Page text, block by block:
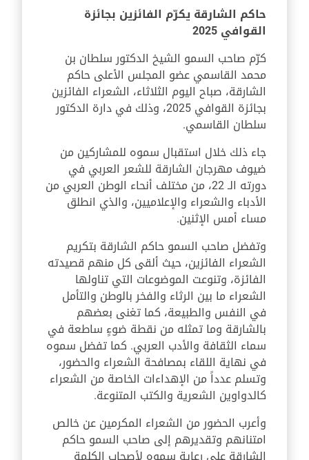
حاكم الشارقة يكرّم الفائزين بجائزة
القوافي2025
كرّم صاحب السمو الشيخ الدكتور سلطان بن
محمد القاسمي عضو المجلس الأعلى حاكم
الشارقة، صباح اليوم الثلاثاء، الشعراء الفائزين
بجائزة القوافي 2025، وذلك في دارة الدكتور
سلطان القاسمي.
جاء ذلك خلال استقبال سموه للمشاركين من
ضيوف مهرجان الشارقة للشعر العربي في
دورته الـ 22، من مختلف أنحاء الوطن العربي من
الأدباء والشعراء والإعلاميين، والذي انطلق
مساء أمس الإثنين.
وتفضل صاحب السمو حاكم الشارقة بتكريم
الشعراء الفائزين، حيث ألقى كل منهم قصيدته
الفائزة، وتنوعت الموضوعات التي تناولها
الشعراء ما بين الرثاء والفخر بالوطن والتأمل
في النفس والطبيعة، كما تغنى بعضهم
بالشارقة وما تمثله من نقطة ضوءٍ ساطعة في
سماء الثقافة والأدب العربي. كما تفضل سموه
في نهاية اللقاء بمصافحة الشعراء والحضور،
وتسلم عدداً من الإهداءات الخاصة من الشعراء
كالدواوين الشعرية والكتب المتنوعة.
وأعرب الحضور من الشعراء المكرمين عن خالص
امتنانهم وتقديرهم إلى صاحب السمو حاكم